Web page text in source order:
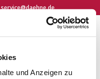
und Anzeigen zu
service@daehne.de